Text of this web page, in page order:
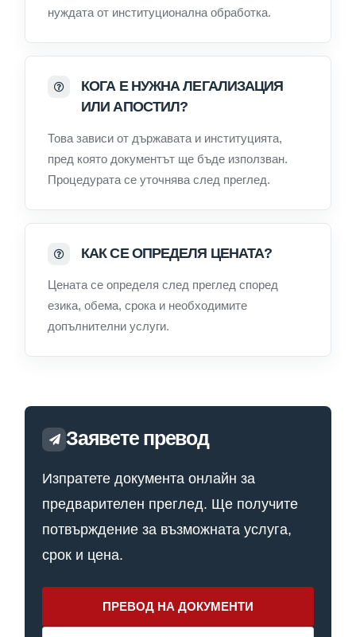
нуждата от институционална обработка.
КОГА Е НУЖНА ЛЕГАЛИЗАЦИЯ
ИЛИ АПОСТИЛ?
Това зависи от държавата и институцията,
пред която документът ще бъде използван.
Процедурата се уточнява след преглед.
КАК СЕ ОПРЕДЕЛЯ ЦЕНАТА?
Цената се определя след преглед според
езика, обема, срока и необходимите
допълнителни услуги.
Заявете превод
Изпратете документа онлайн за
предварителен преглед. Ще получите
потвърждение за възможната услуга,
срок и цена.
ПРЕВОД НА ДОКУМЕНТИ